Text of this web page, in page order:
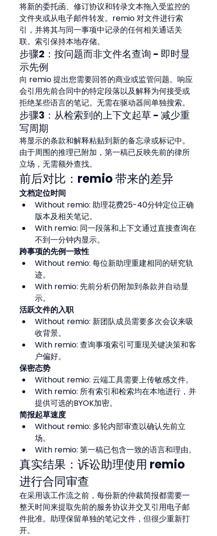
将新的委托函、修订协议和转录文本拖入受监控的
文件夹或从电子邮件转发。remio 对文件进行索
引，并将其与同一事项中记录的任何相关通话关
联。索引保持本地存储。
步骤2：按问题而非文件名查询 - 即时显
示先例
向 remio 提出您需要回答的商业或监管问题。响应
会引用先前合同中的特定段落以及解释为何接受或
拒绝某些语言的笔记。无需在驱动器间单独搜索。
步骤3：从检索到的上下文起草 - 减少重
写周期
将显示的条款和解释粘贴到新的备忘录或标记中。
由于周围的推理已附加，第一稿已反映先前的律所
立场，无需额外查找。
前后对比：remio 带来的差异
文档定位时间
Without remio: 助理花费25-40分钟定位正确
版本及相关笔记。
With remio: 同一段落和上下文通过直接查询在
不到一分钟内显示。
跨事项的先例一致性
Without remio: 每位新助理重建相同的研究轨
迹。
With remio: 先前分析仍附加到条款并自动显
示。
活跃文件的入职
Without remio: 新团队成员需要多次会议来吸
收背景。
With remio: 查询事项索引可重现关键决策和客
户偏好。
保密态势
Without remio: 云端工具需要上传敏感文件。
With remio: 所有索引和检索均在本地进行，并
提供可选的BYOK加密。
简报起草速度
Without remio: 多轮内部审查以确认先前立
场。
With remio: 第一稿已包含一致的语言和理由。
真实结果：诉讼助理使用 remio
进行合同审查
在采用该工作流之前，每份新的仲裁简报都需要一
整天时间来提取先前的服务协议并交叉引用电子邮
件批准。助理保留单独的笔记文件，但很少重新打
开。